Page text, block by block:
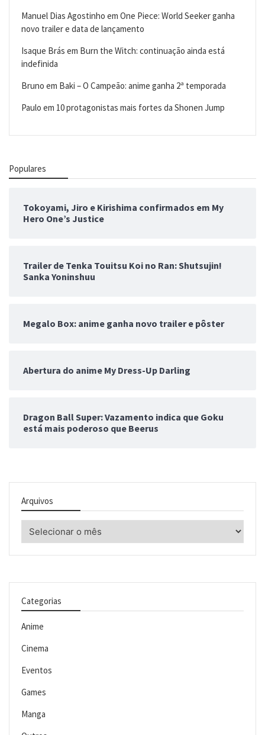
Manuel Dias Agostinho em One Piece: World Seeker ganha
novo trailer e data de lançamento
Isaque Brás em Burn the Witch: continuação ainda está
indefinida
Bruno em Baki – O Campeão: anime ganha 2ª temporada
Paulo em 10 protagonistas mais fortes da Shonen Jump
Populares
Tokoyami, Jiro e Kirishima confirmados em My
Hero One’s Justice
Trailer de Tenka Touitsu Koi no Ran: Shutsujin!
Sanka Yoninshuu
Megalo Box: anime ganha novo trailer e pôster
Abertura do anime My Dress-Up Darling
Dragon Ball Super: Vazamento indica que Goku
está mais poderoso que Beerus
Arquivos
Arquivos
Categorias
Anime
Cinema
Eventos
Games
Manga